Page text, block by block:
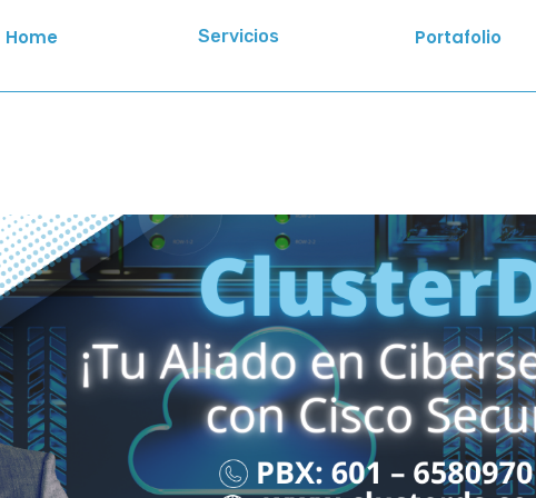
Home Servicios Portafolio